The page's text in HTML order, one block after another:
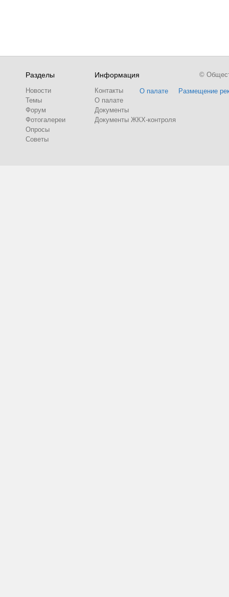
Разделы
Новости
Темы
Форум
Фотогалереи
Опросы
Советы
Информация
Контакты
О палате
Документы
Документы ЖКХ-контроля
О палате Размещение
©